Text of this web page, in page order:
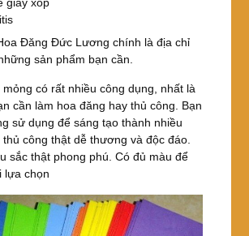
giấy xốp
Đăng Đức Lương chính là địa chỉ
sản phẩm bạn cần.
có rất nhiều công dụng, nhất là
cần làm hoa đăng hay thủ công. Bạn
sử dụng để sáng tạo thành nhiều
công thật dễ thương và độc đáo.
sắc thật phong phú. Có đủ màu để
lựa chọn